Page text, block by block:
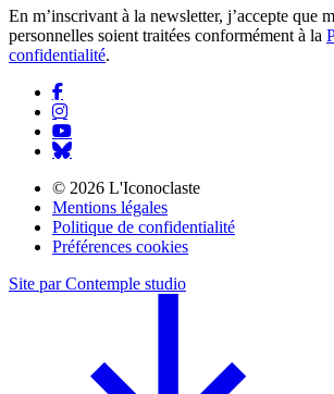
En m’inscrivant à la newsletter, j’accepte que
personnelles soient traitées conformément à la
confidentialité.
© 2026 L'Iconoclaste
Mentions légales
Politique de confidentialité
Préférences cookies
Site par Contemple studio